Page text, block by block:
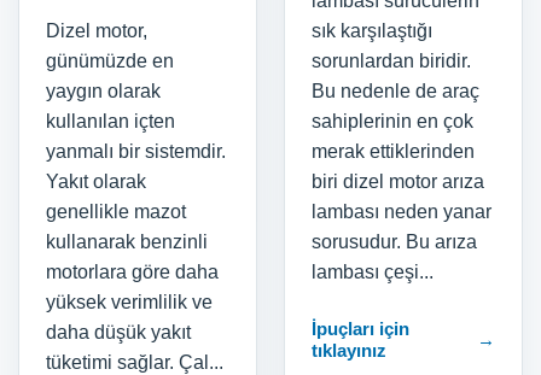
Dizel motor,
günümüzde en
yaygın olarak
kullanılan içten
yanmalı bir sistemdir.
Yakıt olarak
genellikle mazot
kullanarak benzinli
motorlara göre daha
yüksek verimlilik ve
daha düşük yakıt
tüketimi sağlar. Çal...
sık karşılaştığı
sorunlardan biridir.
Bu nedenle de araç
sahiplerinin en çok
merak ettiklerinden
biri dizel motor arıza
lambası neden yanar
sorusudur. Bu arıza
lambası çeşi...
İpuçları için
tıklayınız
→